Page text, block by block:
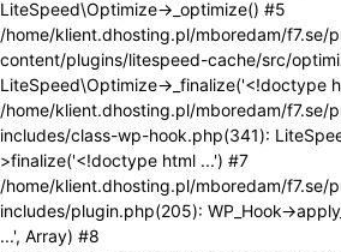
LiteSpeed\Optimize->_optimize() #5
/home/klient.dhosting.pl/mboredam/f7.se/
content/plugins/litespeed-cache/src/
LiteSpeed\Optimize->_finalize('<!doctype
/home/klient.dhosting.pl/mboredam/f7.se/
includes/class-wp-hook.php(341):
>finalize('<!doctype html ...') #7
/home/klient.dhosting.pl/mboredam/f7.se/
includes/plugin.php(205): WP_Hook-
...', Array) #8